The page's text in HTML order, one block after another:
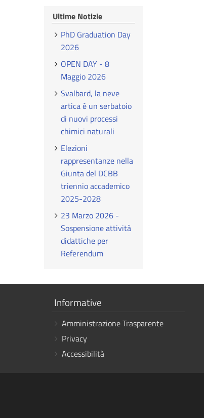
Ultime Notizie
PhD Graduation Day
2026
OPEN DAY - 8
Maggio 2026
Svalbard, la neve
artica è un serbatoio
di nuovi processi
chimici naturali
Elezioni
rappresentanze nella
Giunta del DCBB
triennio accademico
2025-2028
23 Marzo 2026 -
Sospensione attività
didattiche per
Referendum
Mostra
link
Informative
Amministrazione Trasparente
Privacy
Accessibilità